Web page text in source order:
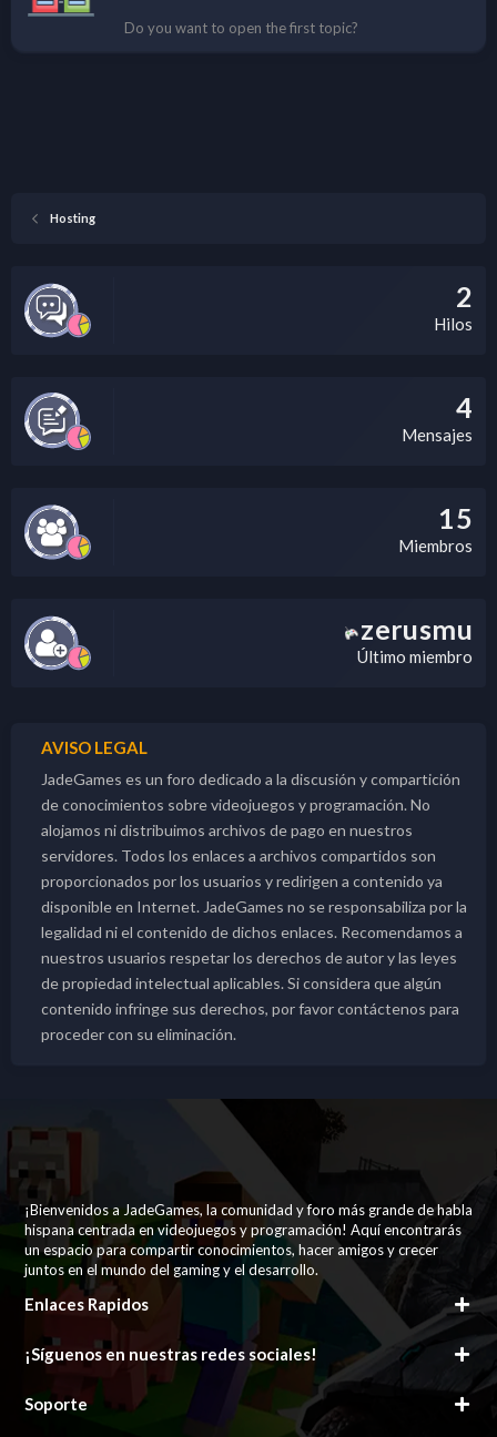
Do you want to open the first topic?
Hosting
2
Hilos
4
Mensajes
15
Miembros
zerusmu
Último miembro
AVISO LEGAL
JadeGames es un foro dedicado a la discusión y compartición
de conocimientos sobre videojuegos y programación. No
alojamos ni distribuimos archivos de pago en nuestros
servidores. Todos los enlaces a archivos compartidos son
proporcionados por los usuarios y redirigen a contenido ya
disponible en Internet. JadeGames no se responsabiliza por la
legalidad ni el contenido de dichos enlaces. Recomendamos a
nuestros usuarios respetar los derechos de autor y las leyes
de propiedad intelectual aplicables. Si considera que algún
contenido infringe sus derechos, por favor contáctenos para
proceder con su eliminación.
¡Bienvenidos a JadeGames, la comunidad y foro más grande de habla
hispana centrada en videojuegos y programación! Aquí encontrarás
un espacio para compartir conocimientos, hacer amigos y crecer
juntos en el mundo del gaming y el desarrollo.
Enlaces Rapidos
¡Síguenos en nuestras redes sociales!
Soporte